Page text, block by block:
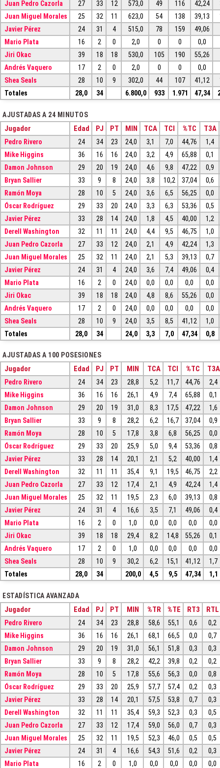
Juan Pedro Cazorla 27 33 12 573,0 49 116 42,24
Juan Miguel Morales
25 32 11 623,0 54 138 39,13
Javier Pérez
24 31 4 515,0 78 159
49,06
Mario Plata
16 2 0 2,0 0 0
0,0
Jiri Okac
39 18 18 530,0 105 190
55,26
Andrés Vaquero
17 2 0 2,0 0 0
0,0
Shea Seals
28 10 9 302,0 44 107 41,12
Totales
28,0 34 6.800,0 933 1.971 47,34
AJUSTADAS A 24 MINUTOS
Jugador Edad PJ PT MIN TCA TCI %TC T3A
Pedro Rivero 24 34 23 24,0 3,1 7,0 44,76
1,4
Mike Higgins
36 16 16 24,0 3,2 4,9 65,88
0,1
Damon Johnson
29 20 19 24,0 4,6 9,8 47,22
0,9
Bryan Sallier
33 9 8 24,0 3,8 10,2 37,04
0,6
Ramón Moya
28 10 5 24,0 3,6 6,5 56,25
0,0
Óscar Rodríguez
29 33 20 24,0 3,3 6,3 53,36
0,5
Javier Pérez
33 28 14 24,0 1,8 4,5 40,00
1,2
Derell Washington
32 11 11 24,0 4,4 9,5 46,75
1,0
Juan Pedro Cazorla
27 33 12 24,0 2,1 4,9 42,24
1,3
Juan Miguel Morales
25 32 11 24,0 2,1 5,3 39,13
0,7
Javier Pérez
24 31 4 24,0 3,6 7,4 49,06
0,4
Mario Plata
16 2 0 24,0 0,0 0,0 0,0
0,0
Jiri Okac
39 18 18 24,0 4,8 8,6 55,26
0,0
Andrés Vaquero
17 2 0 24,0 0,0 0,0 0,0
0,0
Shea Seals
28 10 9 24,0 3,5 8,5 41,12
1,0
Totales
28,0 34 24,0 3,3 7,0 47,34 0,8
AJUSTADAS A 100 POSESIONES
Jugador Edad PJ PT MIN TCA TCI %TC T3A
Pedro Rivero 24 34 23 28,8 5,2 11,7 44,76
2,4
Mike Higgins
36 16 16 26,1 4,9 7,4 65,88
0,1
Damon Johnson
29 20 19 31,0 8,3 17,5 47,22
1,6
Bryan Sallier
33 9 8 28,2 6,2 16,7 37,04
0,9
Ramón Moya
28 10 5 17,8 3,8 6,8 56,25
0,0
Óscar Rodríguez
29 33 20 25,9 5,0 9,4 53,36
0,8
Javier Pérez
33 28 14 20,1 2,1 5,2 40,00
1,4
Derell Washington
32 11 11 35,4 9,1 19,5 46,75
2,2
Juan Pedro Cazorla
27 33 12 17,4 2,1 4,9 42,24
1,4
Juan Miguel Morales
25 32 11 19,5 2,3 6,0 39,13
0,8
Javier Pérez
24 31 4 16,6 3,5 7,1 49,06
0,4
Mario Plata
16 2 0 1,0 0,0 0,0 0,0
0,0
Jiri Okac
39 18 18 29,4 8,2 14,8 55,26
0,1
Andrés Vaquero
17 2 0 1,0 0,0 0,0 0,0
0,0
Shea Seals
28 10 9 30,2 6,2 15,1 41,12
1,7
Totales
28,0 34 200,0 4,5 9,5 47,34 1,1
ESTADÍSTICA AVANZADA
Jugador Edad PJ PT MIN %TR %TE RT3 RTL
Pedro Rivero 24 34 23 28,8 58,6 55,1 0,6
0,2
Mike Higgins
36 16 16 26,1 68,1 66,5 0,0
0,7
Damon Johnson
29 20 19 31,0 56,1 51,8 0,3
0,3
Bryan Sallier
33 9 8 28,2 42,2 39,8 0,2
0,2
Ramón Moya
28 10 5 17,8 55,6 56,3 0,0
0,8
Óscar Rodríguez
29 33 20 25,9 57,7 57,4 0,2
0,3
Javier Pérez
33 28 14 20,1 57,5 53,8 0,7
0,3
Derell Washington
32 11 11 35,4 59,3 52,3 0,3
0,5
Juan Pedro Cazorla
27 33 12 17,4 59,0 56,0 0,7
0,3
Juan Miguel Morales
25 32 11 19,5 52,3 46,0 0,5
0,5
Javier Pérez
24 31 4 16,6 54,3 51,6 0,2
0,3
Mario Plata
16 2 0 1,0 0,0 0,0 0,0
0,0